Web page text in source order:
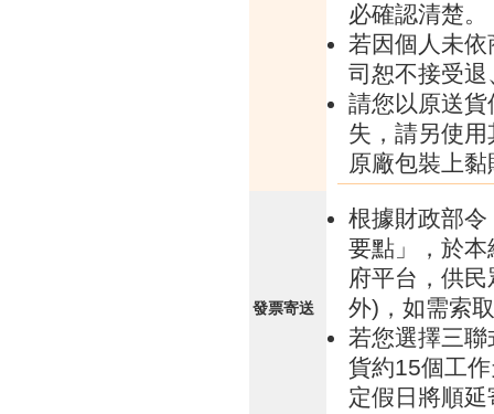
必確認清楚。
若因個人未
司恕不接受
請您以原送
失，請另使
原廠包裝上
發票寄送
根據財政部
要點」，於
府平台，供
外)，如需索
若您選擇三
貨約15個工
定假日將順延